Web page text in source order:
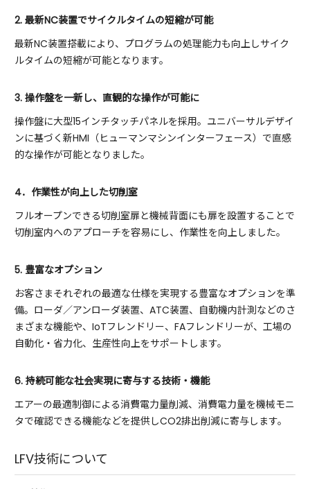
2. 最新NC装置でサイクルタイムの短縮が可能
最新NC装置搭載により、プログラムの処理能力も向上しサイク
ルタイムの短縮が可能となります。
3. 操作盤を一新し、直観的な操作が可能に
操作盤に大型15インチタッチパネルを採用。ユニバーサルデザイ
ンに基づく新HMI（ヒューマンマシンインターフェース）で直感
的な操作が可能となりました。
4．作業性が向上した切削室
フルオープンできる切削室扉と機械背面にも扉を設置することで
切削室内へのアプローチを容易にし、作業性を向上しました。
5. 豊富なオプション
お客さまそれぞれの最適な仕様を実現する豊富なオプションを準
備。ローダ／アンローダ装置、ATC装置、自動機内計測などのさ
まざまな機能や、IoTフレンドリー、FAフレンドリーが、工場の
自動化・省力化、生産性向上をサポートします。
6. 持続可能な社会実現に寄与する技術・機能
エアーの最適制御による消費電力量削減、消費電力量を機械モニ
タで確認できる機能などを提供しCO2排出削減に寄与します。
LFV技術について